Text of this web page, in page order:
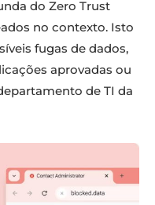
do Zero Trust
no contexto. Isto
fugas de dados,
aprovadas ou
de TI da